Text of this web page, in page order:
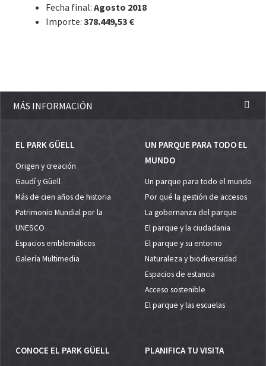
Fecha final:Agosto 2018
Importe:378.449,53 €
MÁS INFORMACIÓN
EL PARK GÜELL
Origen y creación
Gaudí y Güell
Más de cien años de historia
Patrimonio Mundial por la
UNESCO
Espacios emblemáticos
Galería Multimedia
UN PARQUE PARA TODO EL
MUNDO
Un parque para todo el mundo
Por qué la gestión de accesos
La gobernanza del parque
El parque y la ciudadania
El parque y su entorno
Naturaleza y biodiversidad
Espacios de estancia
Acceso sostenible
El parque y las escuelas
CONOCE EL PARK GÜELL PLANIFICA TU VISITA